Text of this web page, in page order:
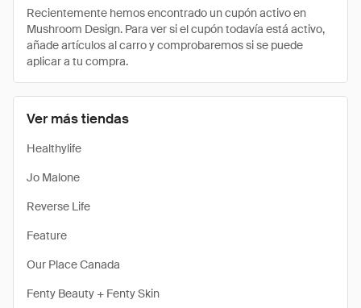
Ver más tiendas
Healthylife
Jo Malone
Reverse Life
Feature
Our Place Canada
Fenty Beauty + Fenty Skin
Recientemente hemos encontrado un cupón activo en
Mushroom Design. Para ver si el cupón todavía está activo,
añade artículos al carro y comprobaremos si se puede
aplicar a tu compra.